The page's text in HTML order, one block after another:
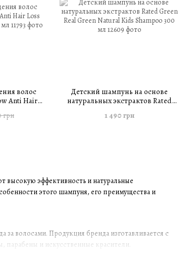
высокую эффективность и натуральные
этого шампуня, его преимущества и
волосами. Продукция бренда изготавливается с
парабены и искусственные красители.
волос
Anti Hair
грн
Детский шампунь на основе
натуральных экстрактов Rated
Shampoo 300 мл
1 490 грн